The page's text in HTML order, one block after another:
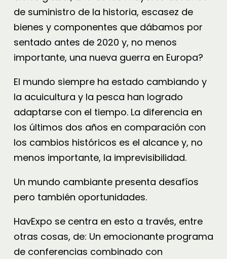
de suministro de la historia, escasez de
bienes y componentes que dábamos por
sentado antes de 2020 y, no menos
importante, una nueva guerra en Europa?
El mundo siempre ha estado cambiando y
la acuicultura y la pesca han logrado
adaptarse con el tiempo. La diferencia en
los últimos dos años en comparación con
los cambios históricos es el alcance y, no
menos importante, la imprevisibilidad.
Un mundo cambiante presenta desafíos
pero también oportunidades.
HavExpo se centra en esto a través, entre
otras cosas, de: Un emocionante programa
de conferencias combinado con